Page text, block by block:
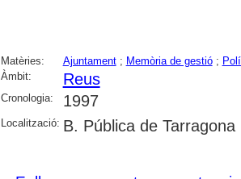
Matèries: Ajuntament; Memòria de gestió;
Àmbit:
Reus
Cronologia: 1997
Localització: B. Pública de Tarragona